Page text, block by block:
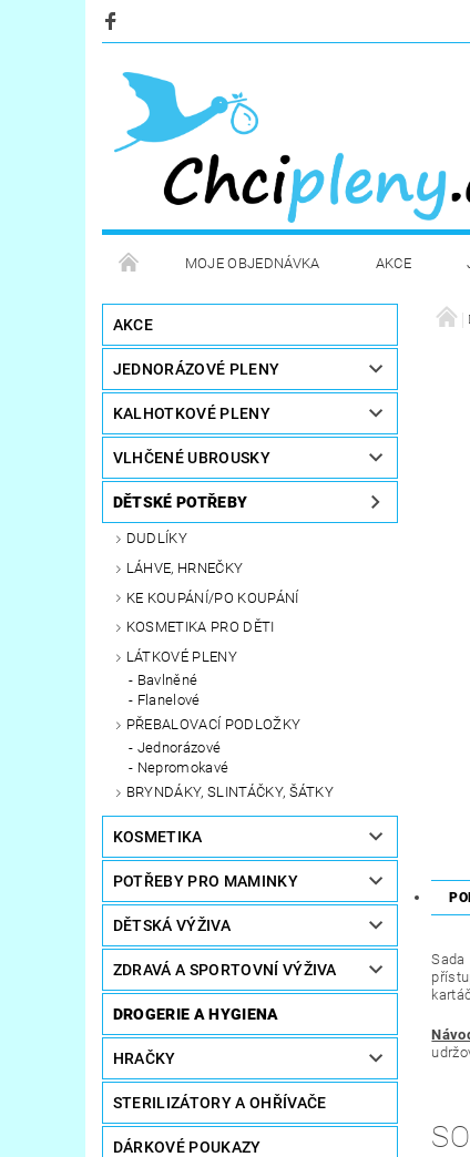
MOJE OBJEDNÁVKA AKCE
KOSMETIKA
STERILIZÁTORY A OHŘÍVAČE
AKCE
JEDNORÁZOVÉ PLENY
KALHOTKOVÉ PLENY
VLHČENÉ UBROUSKY
DĚTSKÉ POTŘEBY
DUDLÍKY
LÁHVE, HRNEČKY
KE KOUPÁNÍ/PO KOUPÁNÍ
KOSMETIKA PRO DĚTI
LÁTKOVÉ PLENY
Bavlněné
Flanelové
PŘEBALOVACÍ PODLOŽKY
Jednorázové
Nepromokavé
BRYNDÁKY, SLINTÁČKY, ŠÁTKY
KOSMETIKA
POTŘEBY PRO MAMINKY
DĚTSKÁ VÝŽIVA
ZDRAVÁ A SPORTOVNÍ VÝŽIVA
DROGERIE A HYGIENA
HRAČKY
STERILIZÁTORY A OHŘÍVAČE
DÁRKOVÉ POUKAZY